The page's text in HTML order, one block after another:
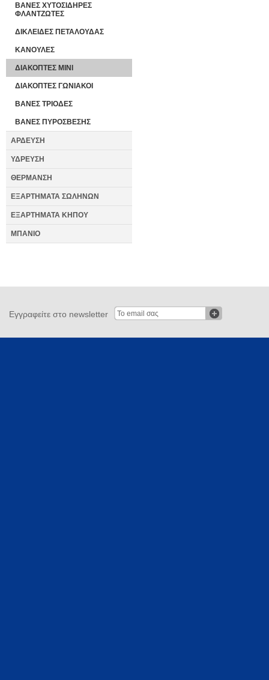
ΒΑΝΕΣ ΧΥΤΟΣΙΔΗΡΕΣ
ΦΛΑΝΤΖΩΤΕΣ
ΔΙΚΛΕΙΔΕΣ ΠΕΤΑΛΟΥΔΑΣ
ΚΑΝΟΥΛΕΣ
ΔΙΑΚΟΠΤΕΣ ΜΙΝΙ
ΔΙΑΚΟΠΤΕΣ ΓΩΝΙΑΚΟΙ
ΒΑΝΕΣ ΤΡΙΟΔΕΣ
ΒΑΝΕΣ ΠΥΡΟΣΒΕΣΗΣ
ΑΡΔΕΥΣΗ
ΥΔΡΕΥΣΗ
ΘΕΡΜΑΝΣΗ
ΕΞΑΡΤΗΜΑΤΑ ΣΩΛΗΝΩΝ
ΕΞΑΡΤΗΜΑΤΑ ΚΗΠΟΥ
ΜΠΑΝΙΟ
Εγγραφείτε στο newsletter